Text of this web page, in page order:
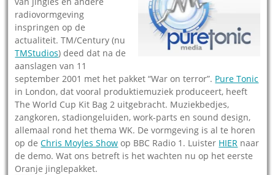
radiovormgeving
inspringen op de
actualiteit. TM/Century (nu
TMStudios) deed dat na de
aanslagen van 11
september 2001 met het pakket “War on terror”. Pure Tonic
in London, dat vooral produktiemuziek produceert, heeft
The World Cup Kit Bag 2 uitgebracht. Muziekbedjes,
zangkoren, stadiongeluiden, work-parts en sound design,
allemaal rond het thema WK. De vormgeving is al te horen
op deChris Moyles Show op BBC Radio 1. Luister HIER naar
de demo. Wat ons betreft is het wachten nu op het eerste
Oranje jinglepakket.